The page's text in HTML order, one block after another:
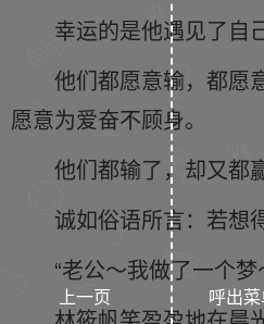
幸运的是他遇见了自
他们都愿意输，都愿
愿意为爱奋不顾身。
他们都输了，却又都
诚如俗语所言：若想
“老公～我做了一个梦
上一页 呼出